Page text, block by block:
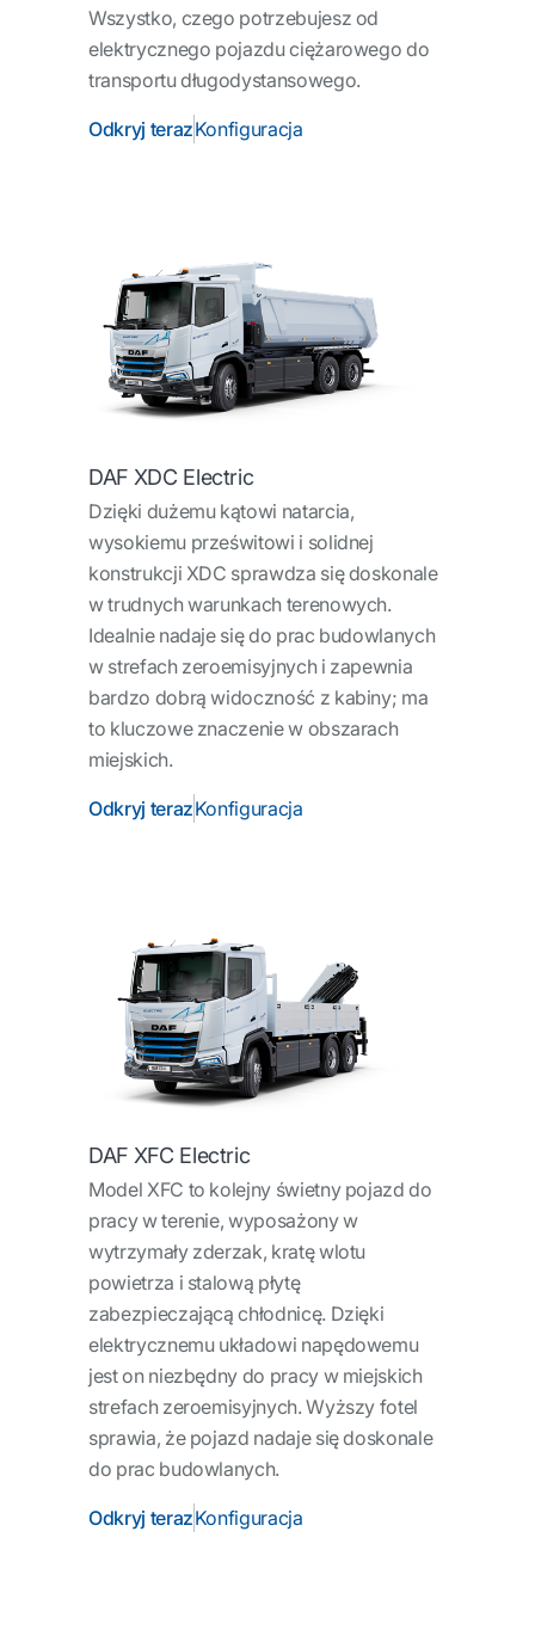
Wszystko, czego potrzebujesz od
elektrycznego pojazdu ciężarowego do
transportu długodystansowego.
Odkryj terazKonfiguracja
DAF XDC Electric
Dzięki dużemu kątowi natarcia,
wysokiemu prześwitowi i solidnej
konstrukcji XDC sprawdza się doskonale
w trudnych warunkach terenowych.
Idealnie nadaje się do prac budowlanych
w strefach zeroemisyjnych i zapewnia
bardzo dobrą widoczność z kabiny; ma
to kluczowe znaczenie w obszarach
miejskich.
Odkryj terazKonfiguracja
DAF XFC Electric
Model XFC to kolejny świetny pojazd do
pracy w terenie, wyposażony w
wytrzymały zderzak, kratę wlotu
powietrza i stalową płytę
zabezpieczającą chłodnicę. Dzięki
elektrycznemu układowi napędowemu
jest on niezbędny do pracy w miejskich
strefach zeroemisyjnych. Wyższy fotel
sprawia, że pojazd nadaje się doskonale
do prac budowlanych.
Odkryj terazKonfiguracja